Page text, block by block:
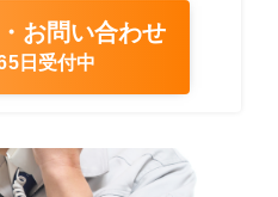
お問い合わせ
日受付中